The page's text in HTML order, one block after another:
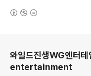
와일드진생WG엔터테
entertainment